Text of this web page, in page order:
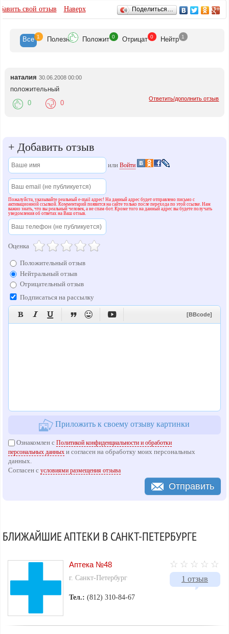
ОТЗЫВЫсвой отзыв Наверх Поделиться…
Все 1 Полезн Положит 0 Отрицат 0 Нейтр 1
наталия 30.06.2008 00:00
положительный
Ответить/дополнить отзыв
0 0
+ Добавить отзыв
илиВойти
Пожалуйста, указывайте реальный e-mail адрес! На данный адрес будет отправлено письмо с
активационной ссылкой. Комментарий появится на сайте только после перехода по этой ссылке. Нам
важно знать, что вы реальный человек, а не спам-бот. Кроме того на данный адрес вы будете получать
уведомления об ответах на Ваш отзыв.
Оценка
Положительный отзыв
Нейтральный отзыв
Отрицательный отзыв
Подписаться на рассылку
      [BBcode]
Приложить к своему отзыву картинки
Ознакомлен сПолитикой конфиденциальности и обработки
персональных данных и согласен на обработку моих персональных
данных.
Согласен сусловиями размещения отзыва
Отправить
БЛИЖАЙШИЕ АПТЕКИ В САНКТ-ПЕТЕРБУРГЕ
1 отзыв
Аптека №48
г. Санкт-Петербург
Тел.:(812) 310-84-67